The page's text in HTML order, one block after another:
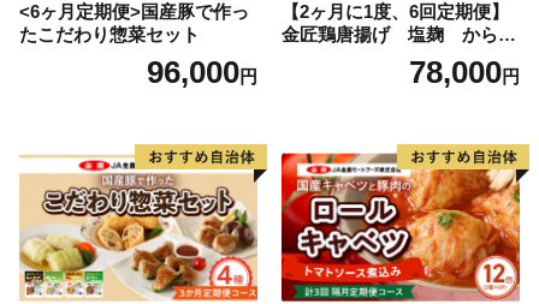
<6ヶ月定期便>国産豚で作っ
たこだわり惣菜セット
96,000円
【2ヶ月に1度、6回定期便】
金匠鶏唐揚げ 塩麹 からあ
78,000円